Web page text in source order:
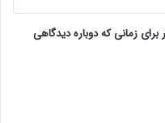
زمانی که دوباره دیدگاهی